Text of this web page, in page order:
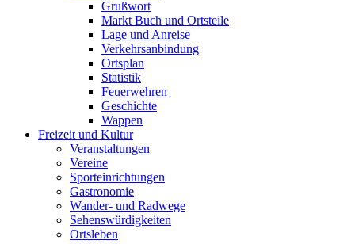
Grußwort
Markt Buch und Ortsteile
Lage und Anreise
Verkehrsanbindung
Ortsplan
Statistik
Feuerwehren
Geschichte
Wappen
Freizeit und Kultur
Veranstaltungen
Vereine
Sporteinrichtungen
Gastronomie
Wander- und Radwege
Sehenswürdigkeiten
Ortsleben